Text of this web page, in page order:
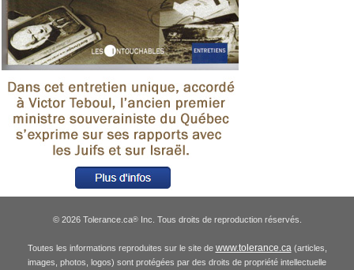
© 2026 Tolerance.ca®Inc. Tous droits de reproduction réservés.
Toutes les informations reproduites sur le site de www.tolerance.ca(articles,
images, photos, logos) sont protégées par des droits de propriété intellectuelle